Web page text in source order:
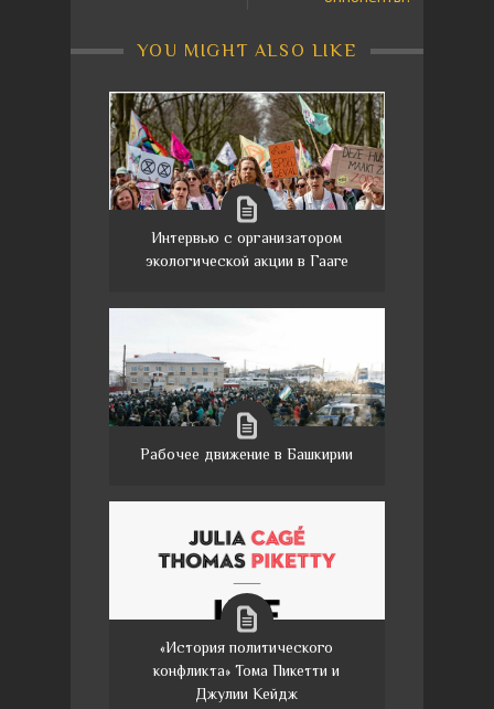
YOU MIGHT ALSO LIKE
Интервью с организатором
экологической акции в Гааге
Рабочее движение в Башкирии
«История политического
конфликта» Тома Пикетти и
Джулии Кейдж